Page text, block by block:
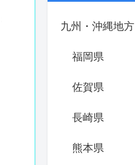
九州・沖縄地方
福岡県
佐賀県
長崎県
熊本県